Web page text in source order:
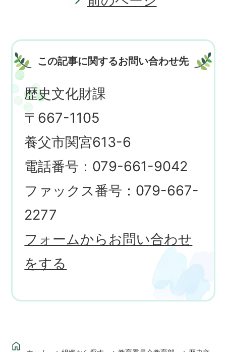
この記事に関するお問い合わせ先
歴史文化財課
〒667-1105
養父市関宮613-6
電話番号：079-661-9042
ファックス番号：079-667-
2277
フォームからお問い合わせ
をする